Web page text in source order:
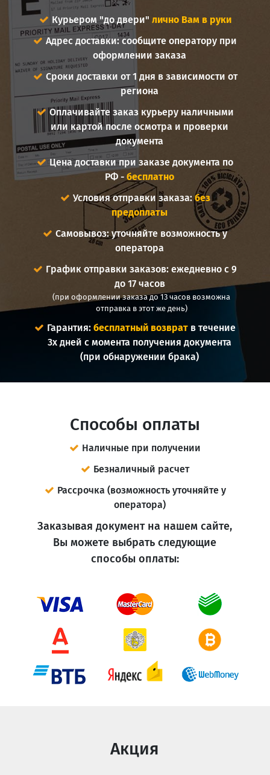
Курьером "до двери" лично Вам в руки
Адрес доставки: сообщите оператору при
оформлении заказа
Сроки доставки от 1 дня в зависимости от
региона
Оплачивайте заказ курьеру наличными
или картой после осмотра и проверки
документа
Цена доставки при заказе документа по
РФ -бесплатно
Условия отправки заказа:без
предоплаты
Самовывоз: уточняйте возможность у
оператора
График отправки заказов: ежедневно с 9
до 17 часов
(при оформлении заказа до 13 часов возможна
отправка в этот же день)
Гарантия:бесплатный возврат в течение
3х дней с момента получения документа
(при обнаружении брака)
Способы оплаты
Наличные при получении
Безналичный расчет
Рассрочка (возможность уточняйте у
оператора)
Заказывая документ на нашем сайте,
Вы можете выбрать следующие
способы оплаты:
Акция